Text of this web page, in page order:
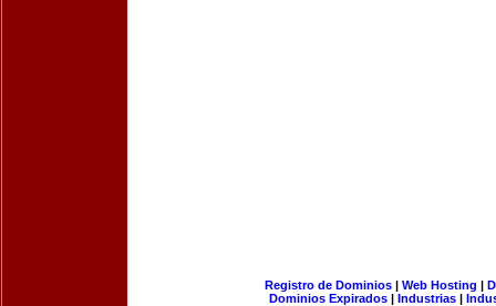
Registro de Dominios| Web Hosting |
Dominios Expirados | Industrias |